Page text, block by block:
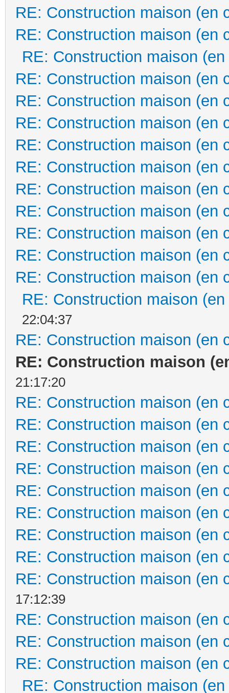
RE: Construction maison (en
RE: Construction maison (en
RE: Construction maison
RE: Construction maison (en
RE: Construction maison (en
RE: Construction maison (en
RE: Construction maison (en
RE: Construction maison (en
RE: Construction maison (en
RE: Construction maison (en
RE: Construction maison (en
RE: Construction maison (en
RE: Construction maison (en
RE: Construction maison
22:04:37
RE: Construction maison (en
RE: Construction maison
21:17:20
RE: Construction maison (en
RE: Construction maison (en
RE: Construction maison (en
RE: Construction maison (en
RE: Construction maison (en
RE: Construction maison (en
RE: Construction maison (en
RE: Construction maison (en
RE: Construction maison (en
17:12:39
RE: Construction maison (en
RE: Construction maison (en
RE: Construction maison (en
RE: Construction maison